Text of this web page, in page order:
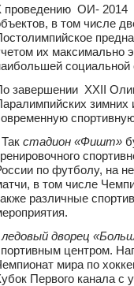
проведению ОИ- 2014
в том числе
их максимально
социальной
завершении XXII
зимних
стадион «Фишт»
по футболу, на
в том числе
различные
ледовый дворец
центром.
мира по
Первого канала